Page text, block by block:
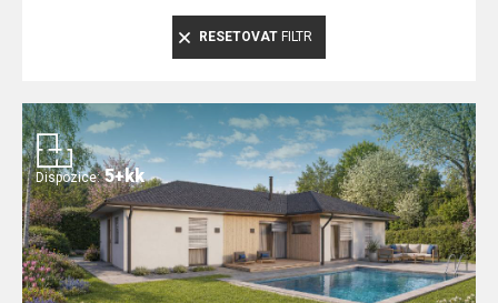
RESETOVAT FILTR
Dispozice: 5+kk